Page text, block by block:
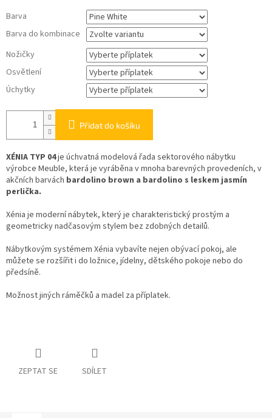
Barva
Barva do kombinace
Nožičky
Osvětlení
Úchytky
Přidat do košíku
XÉNIA TYP 04je úchvatná modelová řada sektorového nábytku
výrobce Meuble, která je vyráběna v mnoha barevných provedeních, v
akčních barvách bardolino brown a bardolino s leskem jasmín
perlička.
Xénia je moderní nábytek, který je charakteristický prostým a
geometricky nadčasovým stylem bez zdobných detailů.
Nábytkovým systémem Xénia vybavíte nejen obývací pokoj, ale
můžete se rozšířit i do ložnice, jídelny, dětského pokoje nebo do
předsíně.
Možnost jiných ráměčků a madel za příplatek.
ZEPTAT SE SDÍLET